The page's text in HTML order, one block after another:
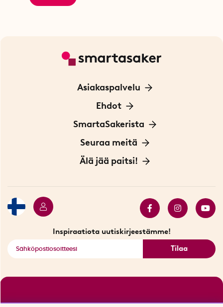
Asiakaspalvelu
Ota yhteyttä
Ehdot
Tietoa evästeistä
Yksityisyydensuoja
Sopimusehdot
SmartaSakerista
Meistä
Myymälä Tukholmassa
Seuraa meitä
Innovaattoriblogi
Älä jää paitsi!
Inspiraatiota uutiskirjeestämme!
Tilaa